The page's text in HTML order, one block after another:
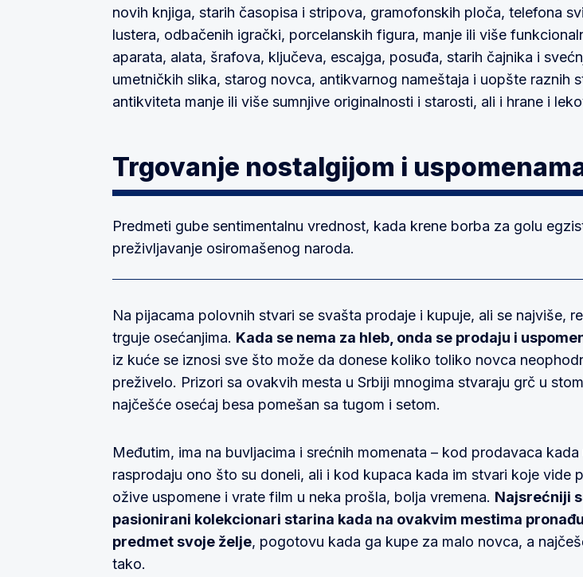
novih knjiga, starih časopisa i stripova, gramofonskih ploča, telefona
lustera, odbačenih igrački, porcelanskih figura, manje ili više
aparata, alata, šrafova, ključeva, escajga, posuđa, starih čajnika i
umetničkih slika, starog novca, antikvarnog nameštaja i uopšte raznih
antikviteta manje ili više sumnjive originalnosti i starosti, ali i hrane i
Trgovanje nostalgijom i
Predmeti gube sentimentalnu vrednost, kada krene borba za golu
preživljavanje osiromašenog naroda.
Na pijacama polovnih stvari se svašta prodaje i kupuje, ali se najviše,
trguje osećanjima. Kada se nema za hleb, onda se prodaju i
iz kuće se iznosi sve što može da donese koliko toliko novca
preživelo. Prizori sa ovakvih mesta u Srbiji mnogima stvaraju grč u
najčešće osećaj besa pomešan sa tugom i setom.
Međutim, ima na buvljacima i srećnih momenata – kod prodavaca kada
rasprodaju ono što su doneli, ali i kod kupaca kada im stvari koje vide
ožive uspomene i vrate film u neka prošla, bolja vremena. Najsrećniji
pasionirani kolekcionari starina kada na ovakvim mestima
predmet svoje želje, pogotovu kada ga kupe za malo novca, a
tako.